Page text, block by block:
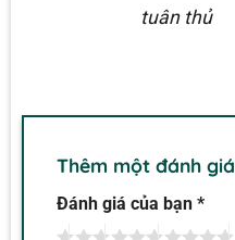
tuân thủ
Thêm một đánh giá
Đánh giá của bạn *